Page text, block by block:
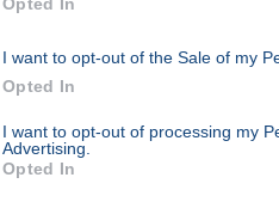
I want to opt-out of the Sale of my
Opted In
I want to opt-out of processing my
Advertising.
Opted In